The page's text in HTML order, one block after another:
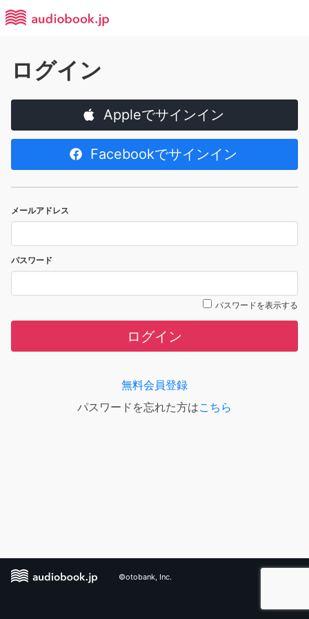
ログイン
Appleでサインイン
Facebookでサインイン
メールアドレス
パスワード
パスワードを表示する
ログイン
無料会員登録
パスワードを忘れた方はこちら
©otobank, Inc.